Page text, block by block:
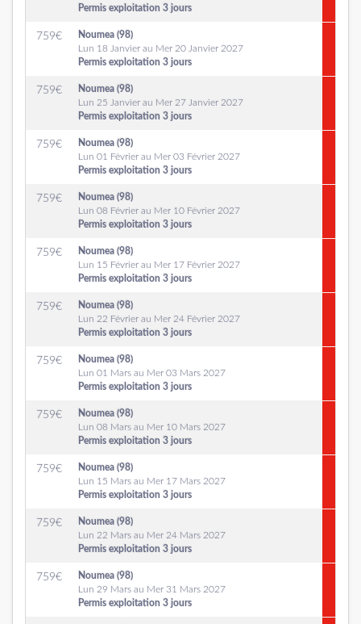
Permis exploitation 3 jours
759€
Noumea (98)
Lun 18 Janvier au Mer 20 Janvier 2027
Permis exploitation 3 jours
759€
Noumea (98)
Lun 25 Janvier au Mer 27 Janvier 2027
Permis exploitation 3 jours
759€
Noumea (98)
Lun 01 Février au Mer 03 Février 2027
Permis exploitation 3 jours
759€
Noumea (98)
Lun 08 Février au Mer 10 Février 2027
Permis exploitation 3 jours
759€
Noumea (98)
Lun 15 Février au Mer 17 Février 2027
Permis exploitation 3 jours
759€
Noumea (98)
Lun 22 Février au Mer 24 Février 2027
Permis exploitation 3 jours
759€
Noumea (98)
Lun 01 Mars au Mer 03 Mars 2027
Permis exploitation 3 jours
759€
Noumea (98)
Lun 08 Mars au Mer 10 Mars 2027
Permis exploitation 3 jours
759€
Noumea (98)
Lun 15 Mars au Mer 17 Mars 2027
Permis exploitation 3 jours
759€
Noumea (98)
Lun 22 Mars au Mer 24 Mars 2027
Permis exploitation 3 jours
759€
Noumea (98)
Lun 29 Mars au Mer 31 Mars 2027
Permis exploitation 3 jours